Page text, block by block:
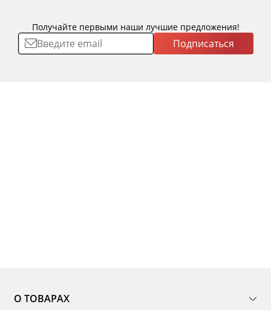
Получайте первыми наши лучшие предложения!
Подписаться
О ТОВАРАХ